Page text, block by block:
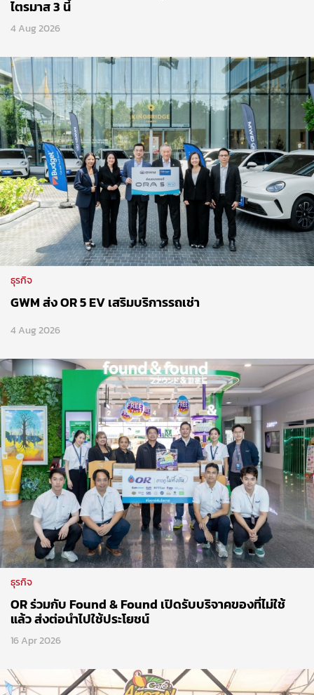
ไตรมาส 3 นี้
4 Aug 2026
ธุรกิจ
GWM ส่ง OR 5 EV เสริมบริการรถเช่า
4 Aug 2026
ธุรกิจ
OR ร่วมกับ Found & Found เปิดรับบริจาคของที่ไม่ใช้
แล้ว ส่งต่อนำไปใช้ประโยชน์
16 Apr 2026